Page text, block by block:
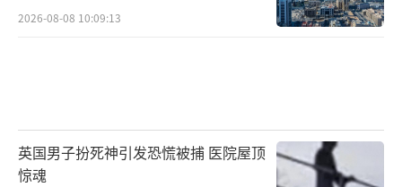
2026-08-08 10:09:13
英国男子扮死神引发恐慌被捕 医院屋顶
惊魂